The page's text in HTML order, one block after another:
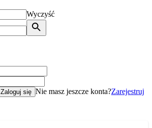
Wyczyść
Zaloguj się Nie masz jeszcze konta?Zarejestruj